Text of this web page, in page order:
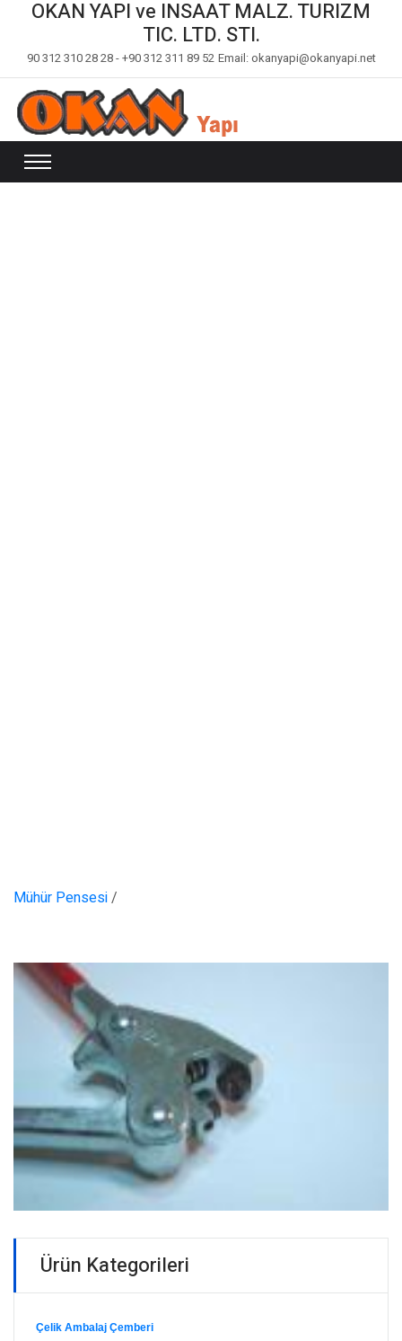
OKAN YAPI ve INSAAT MALZ. TURIZM
TIC. LTD. STI.
90 312 310 28 28 - +90 312 311 89 52 Email: okanyapi@okanyapi.net
Ürün Kategorileri
Çelik Ambalaj Çemberi
Mühür Pensesi/